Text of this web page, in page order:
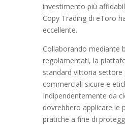
investimento più
Copy Trading di eToro
eccellente.
Collaborando mediante
regolamentati, la
standard vittoria settore
commerciali sicure e
Indipendentemente da
dovrebbero applicare le
pratiche a fine di